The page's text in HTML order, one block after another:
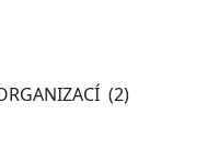
(2)